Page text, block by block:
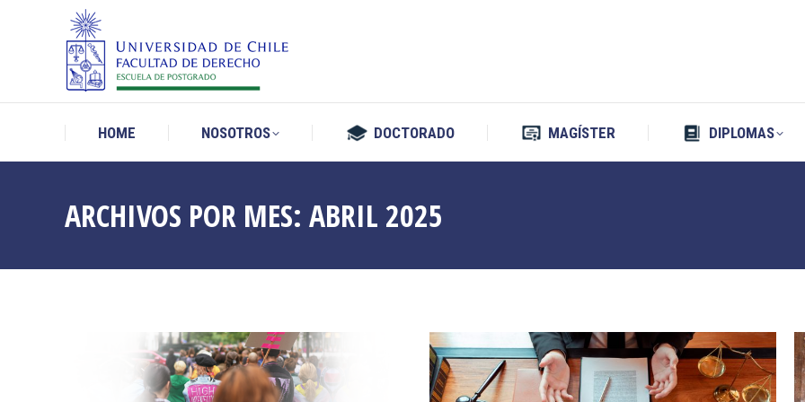
HOME NOSOTROS DOCTORADO MAGÍSTER DIPLOMAS
ARCHIVOS POR MES: ABRIL 2025
HOME